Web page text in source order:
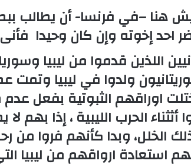
هنا –في فرنسا- أن يطالب
احد إخوته وإن كان وحيدا
اللذين قدموا من ليبيا
ولدوا في ليبيا وتمت
اختلت اوراقهم الثبوتية
أثثناء الحرب الليبية ، إذا
الخلل، وبدا كأنهم فروا من
استعادة ارواقهم من ليبيا